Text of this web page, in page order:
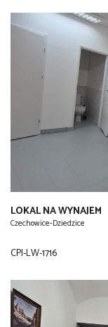
LOKAL NA WYNAJEM
Czechowice-Dziedzice
CPI-LW-1716